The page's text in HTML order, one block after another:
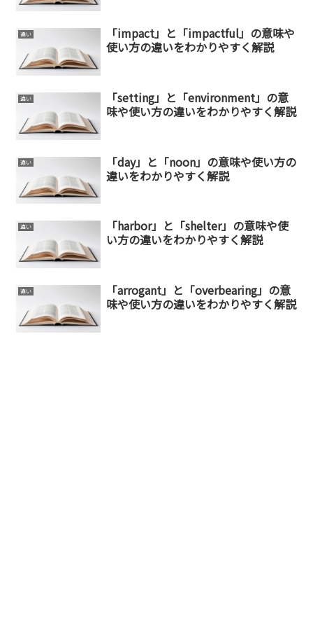
違い
「impact」と「impactful」の意味や
使い方の違いをわかりやすく解説
違い
「setting」と「environment」の意
味や使い方の違いをわかりやすく解説
違い
「day」と「noon」の意味や使い方の
違いをわかりやすく解説
違い
「harbor」と「shelter」の意味や使
い方の違いをわかりやすく解説
違い
「arrogant」と「overbearing」の意
味や使い方の違いをわかりやすく解説